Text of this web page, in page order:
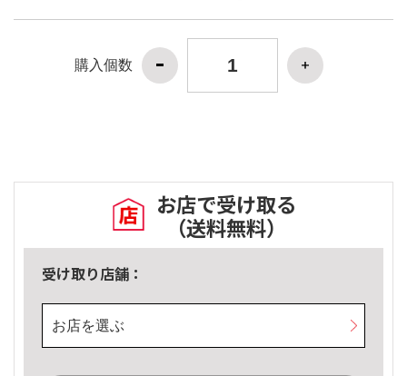
購入個数
お店で受け取る
（送料無料）
受け取り店舗：
お店を選ぶ